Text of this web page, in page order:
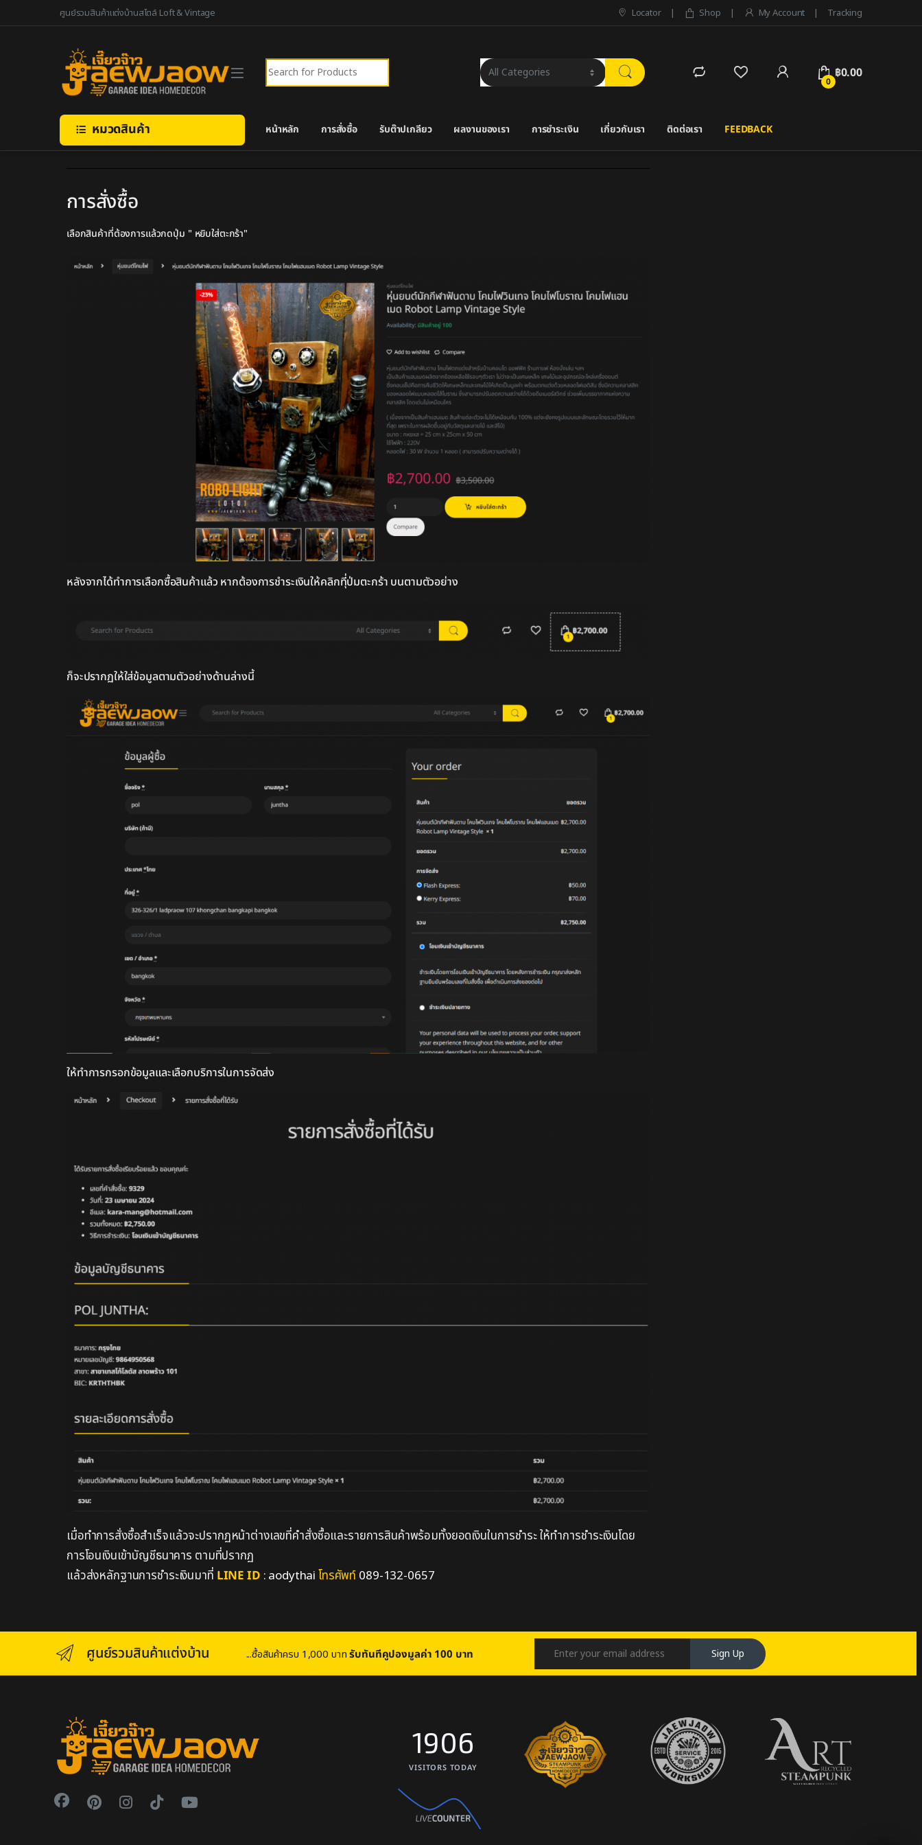
ศูนย์รวมสินค้าแต่งบ้านสไตล์ Loft & Vintage Locator Shop My Account Tracking
0
฿0.00
หมวดสินค้า หน้าหลัก การสั่งซื้อ รับต๊าปเกลียว ผลงานของเรา การชำระเงิน เกี่ยวกับเรา ติดต่อเรา FEEDBACK
การสั่งซื้อ
เลือกสินค้าที่ต้องการแล้วกดปุ่ม " หยิบใส่ตะกร้า"
หลังจากได้ทำการเลือกซื้อสินค้าแล้ว หากต้องการชำระเงินให้คลิกทีุ่ป่มตะกร้า บนตามตัวอย่าง
ก็จะปรากฏให้ใส่ข้อมูลตามตัวอย่างด้านล่างนี้
ให้ทำการกรอกข้อมูลและเลือกบริการในการจัดส่ง
เมื่อทำการสั่งซื้อสำเร็จแล้วจะปรากฏหน้าต่างเลขที่คำสั่งซื้อและรายการสินค้าพร้อมทั้งยอดเงินในการชำระ ให้ทำการชำระเงินโดย
การโอนเงินเข้าบัญชีธนาคาร ตามที่ปรากฏ
แล้วส่งหลักฐานการชำระเงินมาที่ LINE ID :aodythaiโทรศัพท์089-132-0657
ศูนย์รวมสินค้าแต่งบ้าน ...ซื้อสินค้าครบ 1,000 บาทรับทันทีคูปองมูลค่า 100 บาท Sign Up
1906
VISITORS TODAY